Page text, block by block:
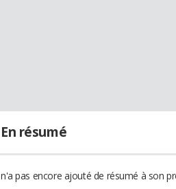
En résumé
n'a pas encore ajouté de résumé à son